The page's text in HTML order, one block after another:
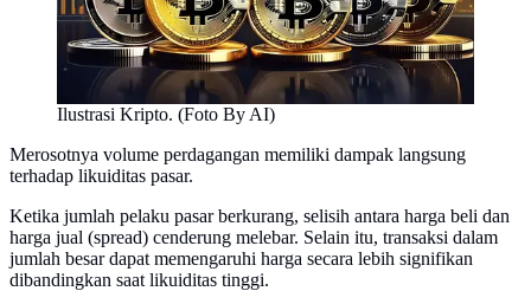
Ilustrasi Kripto. (Foto By AI)
Merosotnya volume perdagangan memiliki dampak langsung
terhadap likuiditas pasar.
Ketika jumlah pelaku pasar berkurang, selisih antara harga beli dan
harga jual (spread) cenderung melebar. Selain itu, transaksi dalam
jumlah besar dapat memengaruhi harga secara lebih signifikan
dibandingkan saat likuiditas tinggi.